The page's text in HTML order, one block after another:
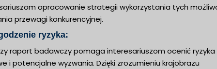
opracowanie strategii wykorzystania tych
przewagi konkurencyjnej.
ryzyka:
raport badawczy pomaga interesariuszom ocenić ryzyka
i potencjalne wyzwania. Dzięki zrozumieniu krajobrazu